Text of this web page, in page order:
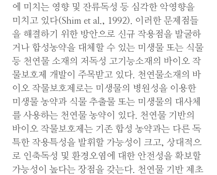
에 미치는 영향 및 잔류독성 등 심각한 악영향을
미치고 있다(Shim et al., 1992). 이러한 문제점들
을 해결하기 위한 방안으로 신규 작용점을 발굴하
거나 합성농약을 대체할 수 있는 미생물 또는 식물
등 천연물 소재의 저독성 고기능소재의 바이오 작
물보호제 개발이 주목받고 있다. 천연물소재의 바
이오 작물보호제로는 미생물의 병원성을 이용한
미생물 농약과 식물 추출물 또는 미생물의 대사체
를 사용하는 천연물 농약이 있다. 천연물 기반의
바이오 작물보호제는 기존 합성 농약과는 다른 독
특한 작용특성을 발휘할 가능성이 크고, 상대적으
로 인축독성 및 환경오염에 대한 안전성을 확보할
가능성이 높다는 장점을 갖는다. 천연물 기반 제초